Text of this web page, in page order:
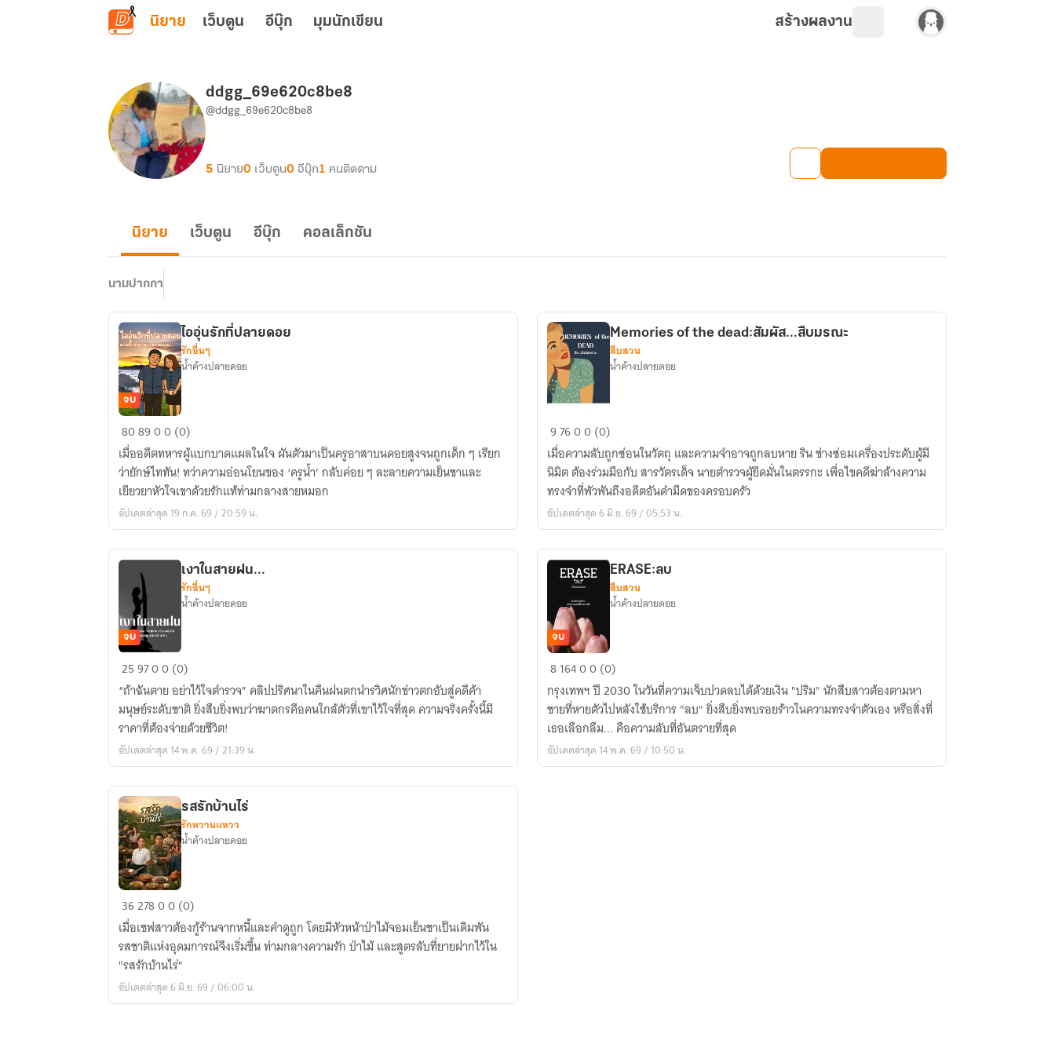
ข้ามไปยังเนื้อหาหลัก
นิยาย เว็บตูน อีบุ๊ก มุมนักเขียน สร้างผลงาน
ddgg_69e620c8be8
@ddgg_69e620c8be8
5 นิยาย0 เว็บตูน0 อีบุ๊ก1 คนติดตาม
นิยาย เว็บตูน อีบุ๊ก คอลเล็กชัน
นามปากกา
ไอ
อุ่น
รัก
ที่
ปลาย
ดอย
จบ
ไออุ่นรักที่ปลายดอย
รักอื่นๆ
น้ำค้างปลายดอย
808900 (0)
เมื่ออดีตทหารผู้แบกบาดแผลในใจ ผันตัวมาเป็นครูอาสาบนดอยสูงจนถูกเด็ก ๆ เรียก
ว่ายักษ์ไททัน! ทว่าความอ่อนโยนของ ‘ครูน้ำ’ กลับค่อย ๆ ละลายความเย็นชาและ
เยียวยาหัวใจเขาด้วยรักแท้ท่ามกลางสายหมอก
อัปเดตล่าสุด 19 ก.ค. 69 / 20:59 น.
Memories
of
the
dead:สัมผัส...สืบ
มรณะ
Memories of the dead:สัมผัส...สืบมรณะ
สืบสวน
น้ำค้างปลายดอย
97600 (0)
เมื่อความลับถูกซ่อนในวัตถุ และความจำอาจถูกลบหาย ริน ช่างซ่อมเครื่องประดับผู้มี
นิมิต ต้องร่วมมือกับ สารวัตรเด็จ นายตำรวจผู้ยึดมั่นในตรรกะ เพื่อไขคดีฆ่าล้างความ
ทรงจำที่พัวพันถึงอดีตอันดำมืดของครอบครัว
อัปเดตล่าสุด 6 มิ.ย. 69 / 05:53 น.
เงา
ใน
สาย
ฝน...
จบ
เงาในสายฝน...
รักอื่นๆ
น้ำค้างปลายดอย
259700 (0)
“ถ้าฉันตาย อย่าไว้ใจตำรวจ” คลิปปริศนาในคืนฝนตกนำรวิศนักข่าวตกอับสู่คดีค้า
มนุษย์ระดับชาติ ยิ่งสืบยิ่งพบว่าฆาตกรคือคนใกล้ตัวที่เขาไว้ใจที่สุด ความจริงครั้งนี้มี
ราคาที่ต้องจ่ายด้วยชีวิต!
อัปเดตล่าสุด 14 พ.ค. 69 / 21:39 น.
ERASE:ลบ
จบ
ERASE:ลบ
สืบสวน
น้ำค้างปลายดอย
816400 (0)
กรุงเทพฯ ปี 2030 ในวันที่ความเจ็บปวดลบได้ด้วยเงิน "ปริม" นักสืบสาวต้องตามหา
ชายที่หายตัวไปหลังใช้บริการ "ลบ" ยิ่งสืบยิ่งพบรอยร้าวในความทรงจำตัวเอง หรือสิ่งที่
เธอเลือกลืม... คือความลับที่อันตรายที่สุด
อัปเดตล่าสุด 14 พ.ค. 69 / 10:50 น.
รส
รัก
บ้านไร่
รสรักบ้านไร่
รักหวานแหวว
น้ำค้างปลายดอย
3627800 (0)
เมื่อเชฟสาวต้องกู้ร้านจากหนี้และคำดูถูก โดยมีหัวหน้าป่าไม้จอมเย็นชาเป็นเดิมพัน
รสชาติแห่งอุดมการณ์จึงเริ่มขึ้น ท่ามกลางความรัก ป่าไม้ และสูตรลับที่ยายฝากไว้ใน
"รสรักบ้านไร่"
อัปเดตล่าสุด 6 มิ.ย. 69 / 06:00 น.